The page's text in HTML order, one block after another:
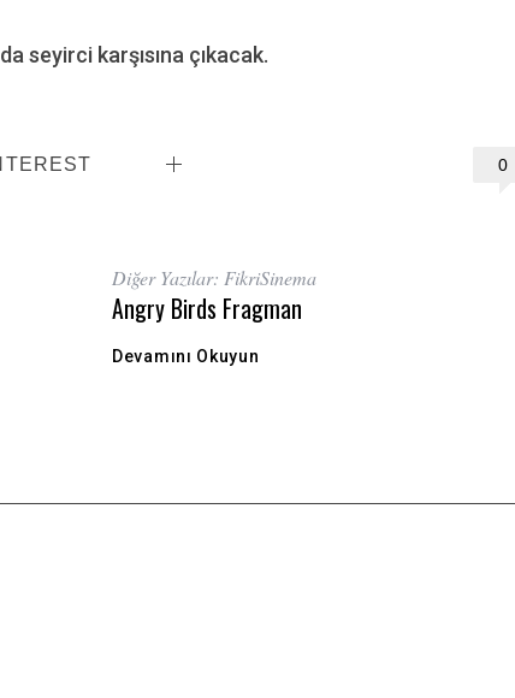
seyirci karşısına çıkacak.
0
Diğer Yazılar: FikriSinema
Angry Birds Fragman
Devamını Okuyun